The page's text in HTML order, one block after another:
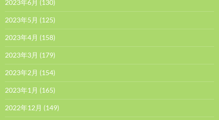
2023年6月 (130)
2023年5月 (125)
2023年4月 (158)
2023年3月 (179)
2023年2月 (154)
2023年1月 (165)
2022年12月 (149)